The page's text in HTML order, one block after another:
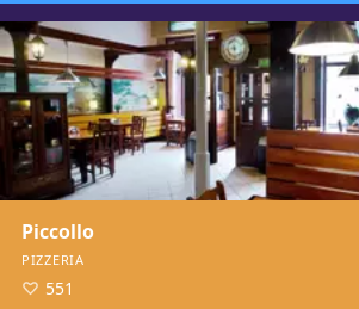
Piccollo
PIZZERIA
551